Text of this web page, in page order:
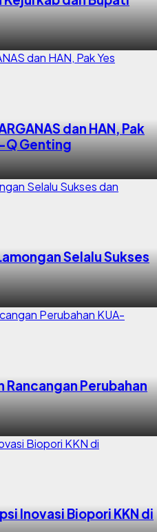
dan HAN, Pak
Q Genting
Selalu Sukses
Rancangan Perubahan
Inovasi Biopori KKN di